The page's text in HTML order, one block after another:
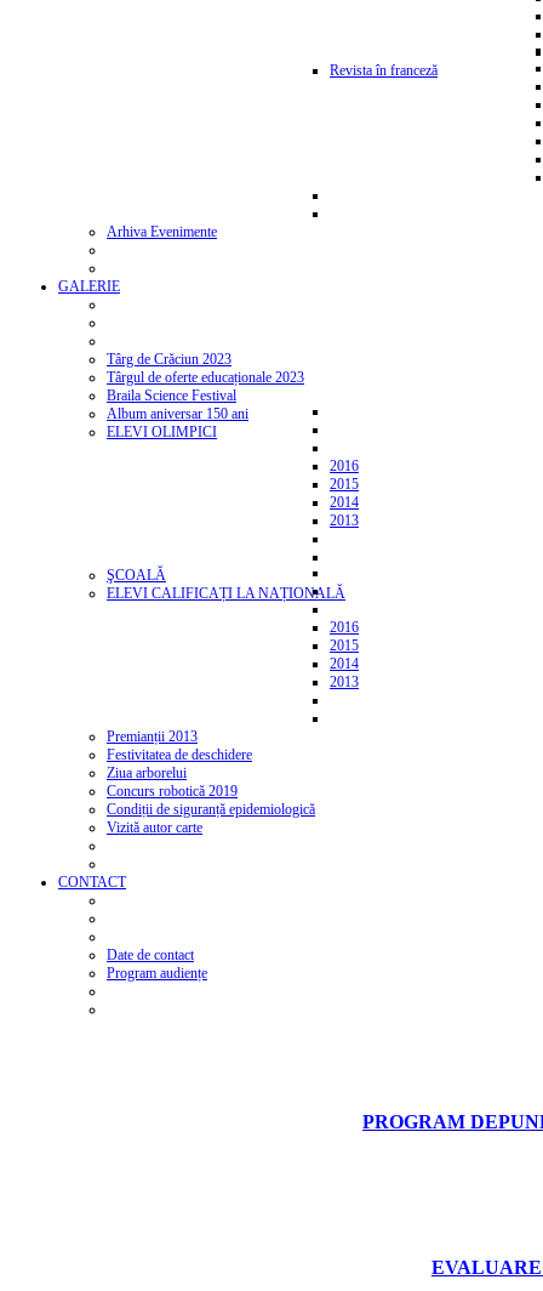
Revista în franceză
Arhiva Evenimente
GALERIE
Târg de Crăciun 2023
Târgul de oferte educaționale 2023
Braila Science Festival
Album aniversar 150 ani
ELEVI OLIMPICI
2016
2015
2014
2013
ŞCOALĂ
ELEVI CALIFICAȚI LA NAȚIONALĂ
2016
2015
2014
2013
Premianții 2013
Festivitatea de deschidere
Ziua arborelui
Concurs robotică 2019
Condiții de siguranță epidemiologică
Vizită autor carte
CONTACT
Date de contact
Program audiențe
PROGRAM